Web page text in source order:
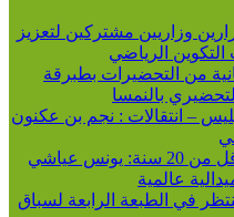
وزاريين مشتركين لتعزيز
الرياضي
من التحضيرات بطبرقة
بالنمسا
– انتقالات : نجم بن عكنون
ألعاب القوى / بطولة العالم لأقل من 20 سنة: يونس عياشي
عالمية
315 رياضيا منتظر في الطبعة الرابعة لسباق